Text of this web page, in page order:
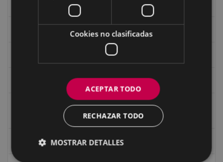
Ignacio Zuloaga (1870-2020)
Ignacio Zuloaga, cuadros del autor en las tiendas de
Indalecio Ojanguren Diputación de Gipuzkoa
Cookies no clasificadas
ACEPTAR TODO
RECHAZAR TODO
MOSTRAR DETALLES